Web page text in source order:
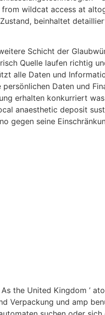
wildcat access at
beinhaltet
Schicht der
Quelle laufen richtig
alle Daten und
Daten und
erhalten konkurriert
anaesthetic deposit
gegen seine
the United Kingdom ’
Verpackung und amp